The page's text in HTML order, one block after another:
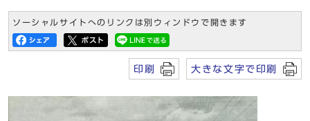
ソーシャルサイトへのリンクは別ウィンドウで開きます
印刷 大きな文字で印刷